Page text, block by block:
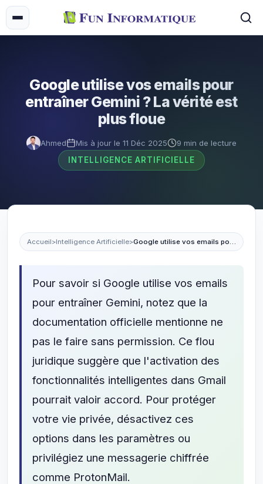
Google utilise vos emails pour
entraîner Gemini ? La vérité est
plus floue
Ahmed Mis à jour le 11 Déc 2025
9 min de lecture
INTELLIGENCE ARTIFICIELLE
Accueil>Intelligence Artificielle> Google utilise vos emails pour entraîner Gemini ? La vérité est plus floue
Pour savoir si Google utilise vos emails
pour entraîner Gemini, notez que la
documentation officielle mentionne ne
pas le faire sans permission. Ce flou
juridique suggère que l'activation des
fonctionnalités intelligentes dans Gmail
pourrait valoir accord. Pour protéger
votre vie privée, désactivez ces
options dans les paramètres ou
privilégiez une messagerie chiffrée
comme ProtonMail.